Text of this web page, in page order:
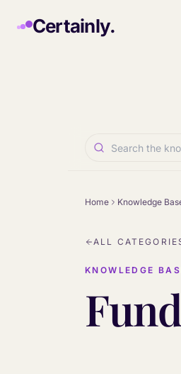
Certainly.
Home Knowledge
ALL
KNOWLEDGE